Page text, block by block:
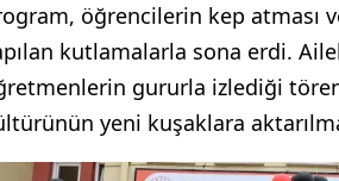
öğrencilerin kep atması
kutlamalarla sona erdi.
gururla izlediği
yeni kuşaklara